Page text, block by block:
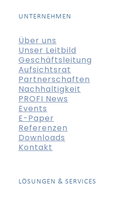
UNTERNEHMEN
Über uns
Unser Leitbild
Geschäftsleitung
Aufsichtsrat
Partnerschaften
Nachhaltigkeit
PROFI News
Events
E-Paper
Referenzen
Downloads
Kontakt
LÖSUNGEN & SERVICES